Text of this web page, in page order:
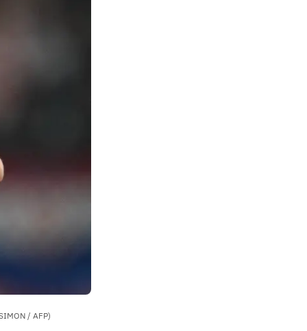
/ AFP)